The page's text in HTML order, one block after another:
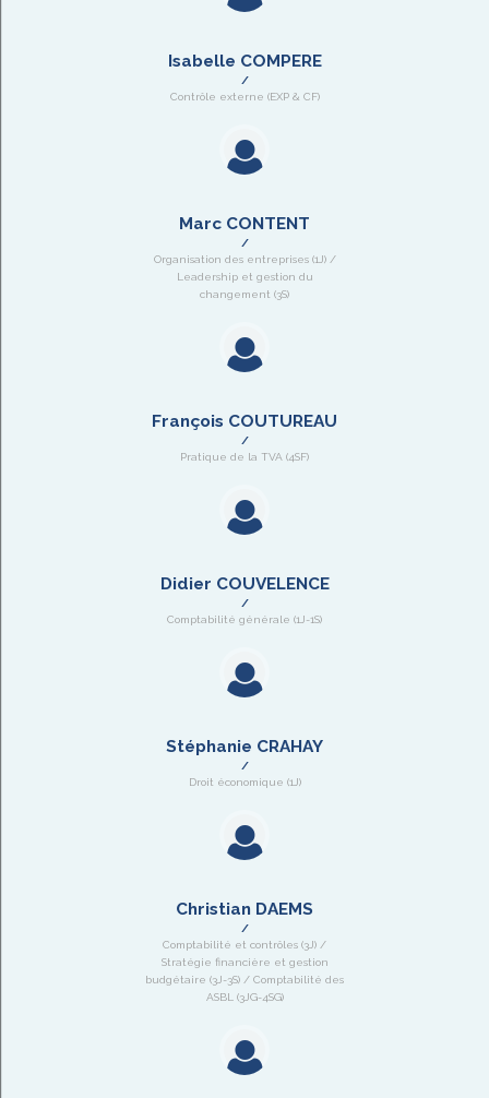
Isabelle COMPERE
Contrôle externe (EXP & CF)
Marc CONTENT
Organisation des entreprises (1J) /
Leadership et gestion du
changement (3S)
François COUTUREAU
Pratique de la TVA (4SF)
Didier COUVELENCE
Comptabilité générale (1J-1S)
Stéphanie CRAHAY
Droit économique (1J)
Christian DAEMS
Comptabilité et contrôles (3J) /
Stratégie financière et gestion
budgétaire (3J-3S) / Comptabilité des
ASBL (3JG-4SG)